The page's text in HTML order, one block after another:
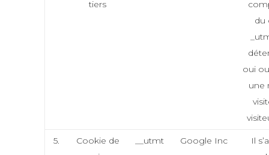
tiers
du
oui
une
5.
Cookie de
__utmt Google Inc
Il